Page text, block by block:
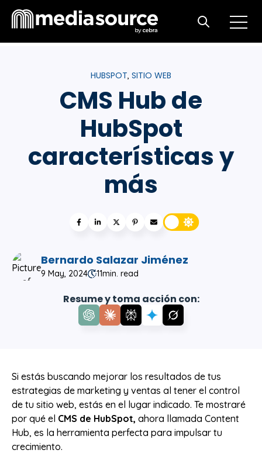
Open
Open search
HUBSPOT, SITIO WEB
CMS Hub de
HubSpot
características y
más
Bernardo Salazar Jiménez
9 May, 2024 11min. read
Resume y toma acción con:
Si estás buscando mejorar los resultados de tus
estrategias de marketing y ventas al tener el control
de tu sitio web, estás en el lugar indicado. Te mostraré
por qué el CMS de HubSpot, ahora llamada Content
Hub, es la herramienta perfecta para impulsar tu
crecimiento.